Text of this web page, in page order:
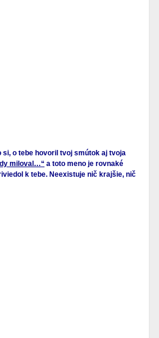
o tebe hovoril tvoj smútok aj tvoja
miloval…“ a toto meno je rovnaké
k tebe. Neexistuje nič krajšie, nič